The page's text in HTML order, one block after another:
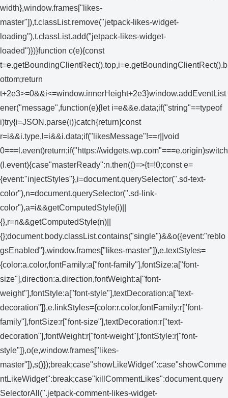
width},window.frames["likes-
master"]),t.classList.remove("jetpack-likes-widget-
loading"),t.classList.add("jetpack-likes-widget-
loaded")})}function c(e){const
t=e.getBoundingClientRect().top,i=e.getBoundingClientRect().b
ottom;return
t+2e3>=0&&i<=window.innerHeight+2e3}window.addEventList
ener("message",function(e){let i=e&&e.data;if("string"==typeof
i)try{i=JSON.parse(i)}catch{return}const
r=i&&i.type,l=i&&i.data;if("likesMessage"!==r||void
0===l.event)return;if("https://widgets.wp.com"===e.origin)switch
(l.event){case"masterReady":n.then(()=>{t=!0;const e=
{event:"injectStyles"},i=document.querySelector(".sd-text-
color"),n=document.querySelector(".sd-link-
color"),a=i&&getComputedStyle(i)||
{},r=n&&getComputedStyle(n)||
{};document.body.classList.contains("single")&&o({event:"reblo
gsEnabled"},window.frames["likes-master"]),e.textStyles=
{color:a.color,fontFamily:a["font-family"],fontSize:a["font-
size"],direction:a.direction,fontWeight:a["font-
weight"],fontStyle:a["font-style"],textDecoration:a["text-
decoration"]},e.linkStyles={color:r.color,fontFamily:r["font-
family"],fontSize:r["font-size"],textDecoration:r["text-
decoration"],fontWeight:r["font-weight"],fontStyle:r["font-
style"]},o(e,window.frames["likes-
master"]),s()});break;case"showLikeWidget":case"showComme
ntLikeWidget":break;case"killCommentLikes":document.query
SelectorAll(".jetpack-comment-likes-widget-